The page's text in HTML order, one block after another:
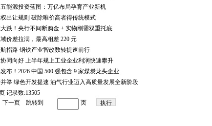
能源投资蓝图：万亿布局孕育产业新机
出让规则 破除唯价高者得传统模式
跌！央行不间断购金 + 实物刚需双重托底
价差拉满，最高相差 220 元
指路 钢铁产业智改数转提速前行
同向好 上半年规上工业企业利润快速攀升
布！2026 中国 500 强包含 9 家煤炭龙头企业
举 绿色开发提速 油气行业迈入高质量发展全新阶段
记录数:13505
页
跳转到
下一页